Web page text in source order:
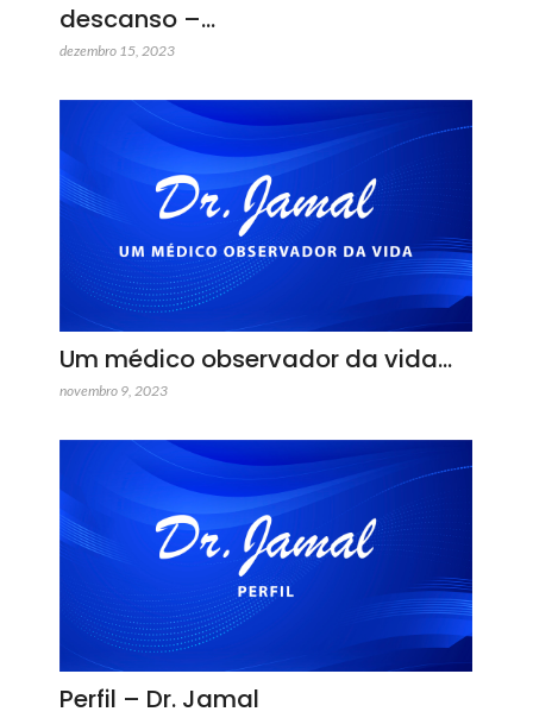
descanso –…
dezembro 15, 2023
Um médico observador da vida…
novembro 9, 2023
Perfil – Dr. Jamal